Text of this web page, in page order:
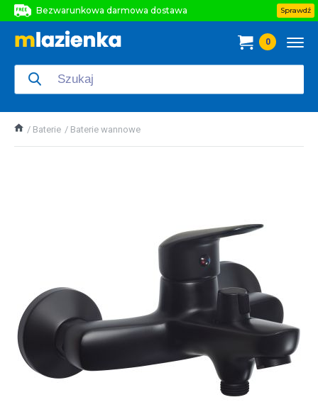
Bezwarunkowa darmowa dostawa
Bezwarunkowa darmowa dostawa
Sprawdź
0
Baterie Baterie wannowe